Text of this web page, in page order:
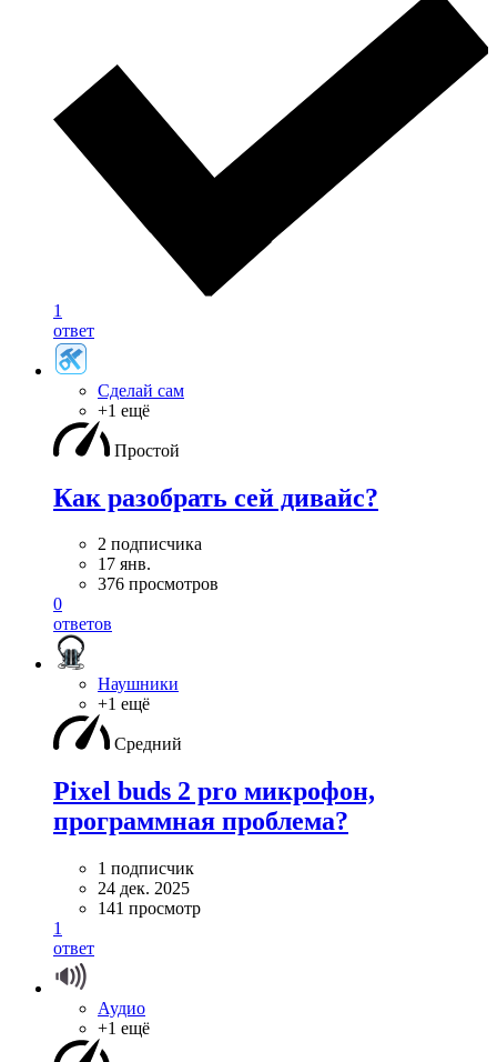
1
ответ
Сделай сам
+1 ещё
Простой
Как разобрать сей дивайс?
2 подписчика
17 янв.
376 просмотров
0
ответов
Наушники
+1 ещё
Средний
Pixel buds 2 pro микрофон,
программная проблема?
1 подписчик
24 дек. 2025
141 просмотр
1
ответ
Аудио
+1 ещё